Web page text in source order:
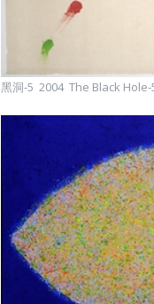
黑洞-5 2004 The Black Hole-